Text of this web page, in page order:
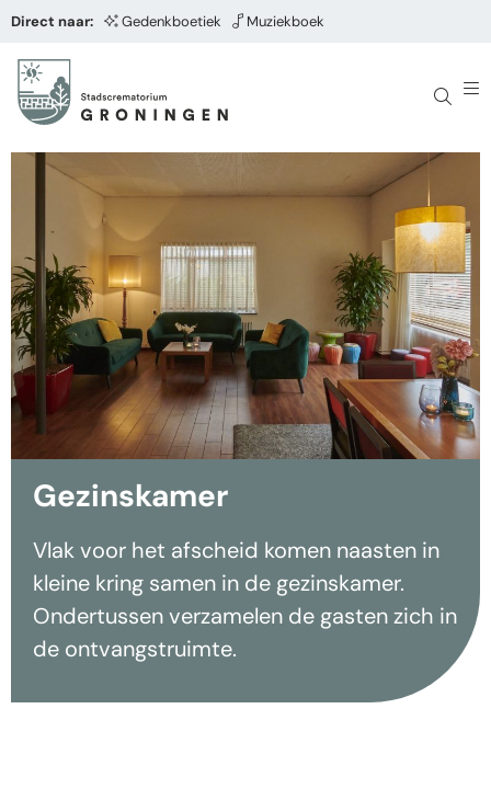
Direct naar: Gedenkboetiek Muziekboek
Gezinskamer
Vlak voor het afscheid komen naasten in
kleine kring samen in de gezinskamer.
Ondertussen verzamelen de gasten zich in
de ontvangstruimte.